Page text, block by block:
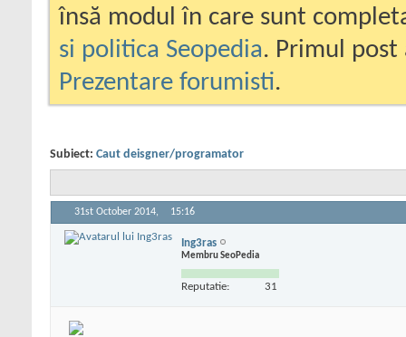
însă modul în care sunt
si politica Seopedia. Primul
Prezentare forumisti.
Subiect: Caut deisgner/programator
31st October 2014, 15:16
Ing3ras
Membru SeoPedia
Reputatie: 31